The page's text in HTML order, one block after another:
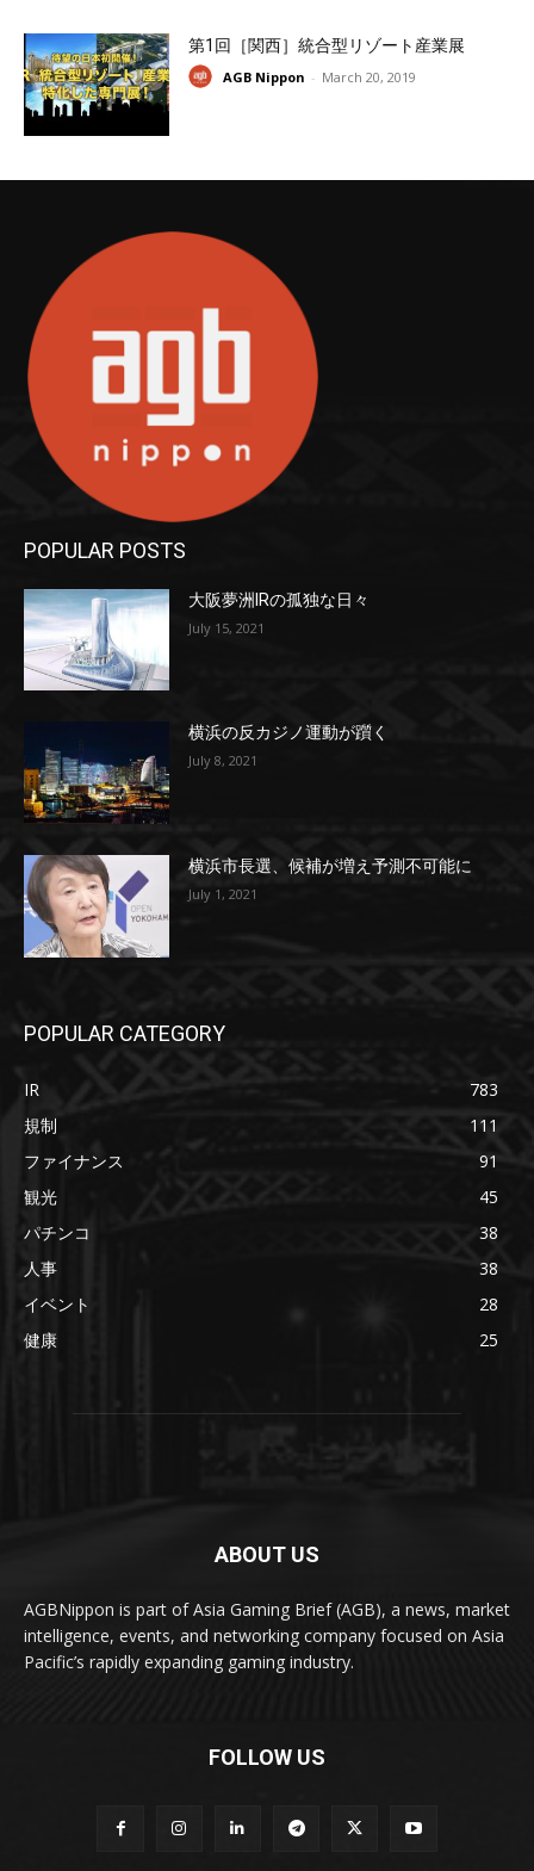
第1回［関西］統合型リゾート産業展
AGB Nippon - March 20, 2019
POPULAR POSTS
大阪夢洲IRの孤独な日々
July 15, 2021
横浜の反カジノ運動が躓く
July 8, 2021
横浜市長選、候補が増え予測不可能に
July 1, 2021
POPULAR CATEGORY
IR
783
規制
111
ファイナンス
91
観光
45
パチンコ
38
人事
38
イベント
28
健康
25
ABOUT US
AGBNippon is part of Asia Gaming Brief (AGB), a news, market
intelligence, events, and networking company focused on Asia
Pacific’s rapidly expanding gaming industry.
FOLLOW US